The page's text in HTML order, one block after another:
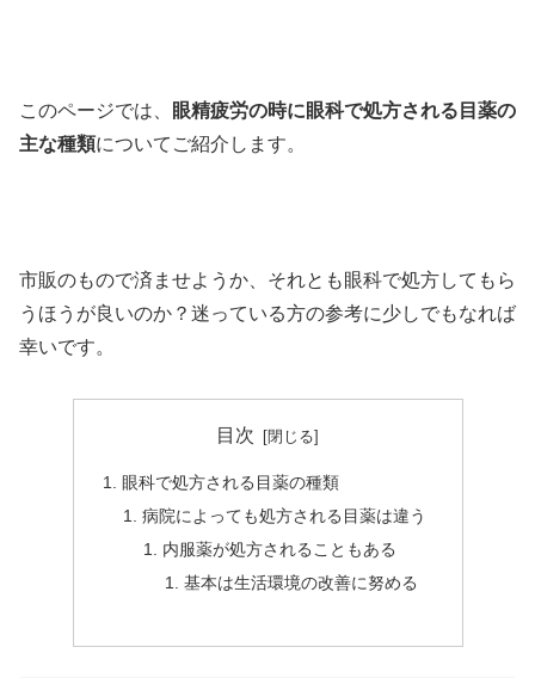
このページでは、
眼精疲労の時に眼科で処方される目薬の
主な種類についてご紹介します。
市販のもので済ませようか、それとも眼科で処方してもら
うほうが良いのか？迷っている方の参考に少しでもなれば
幸いです。
目次
眼科で処方される目薬の種類
病院によっても処方される目薬は違う
内服薬が処方されることもある
基本は生活環境の改善に努める